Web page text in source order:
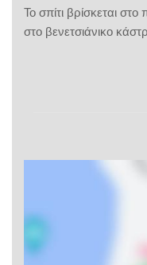
Το σπίτι βρίσκεται
στο βενετσιάνικο